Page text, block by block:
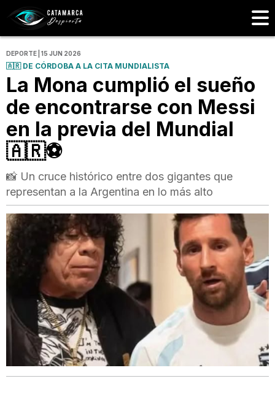
DEPORTE | 15 JUN 2026
🇦🇷 DE CÓRDOBA A LA CITA MUNDIALISTA
La Mona cumplió el sueño
de encontrarse con Messi
en la previa del Mundial
🇦🇷⚽
📸 Un cruce histórico entre dos gigantes que
representan a la Argentina en lo más alto